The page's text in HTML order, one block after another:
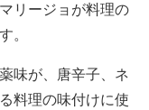
リージョが料理の
。
味が、唐辛子、ネ
料理の味付けに使